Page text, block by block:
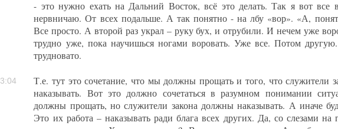
- это нужно ехать на Дальний Восток, всё это делать. Так я вот все
нервничаю. От всех подальше. А так понятно - на лбу «вор». «А,
Все просто. А второй раз украл – руку бух, и отрубили. И нечем уже
трудно уже, пока научишься ногами воровать. Уже все. Потом
трудновато.
Т.е. тут это сочетание, что мы должны прощать и того, что служители
наказывать. Вот это должно сочетаться в разумном понимании
должны прощать, но служители закона должны наказывать. А иначе
Это их работа – наказывать ради блага всех других. Да, со слезами на